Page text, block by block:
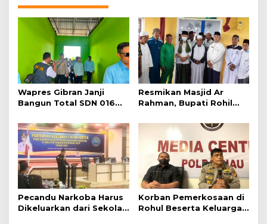
g
a
p
o
s
Wapres Gibran Janji
Bangun Total SDN 016
Resmikan Masjid Ar
Rahman, Bupati Rohil
Baru Makmurkan Masjid
Pecandu Narkoba Harus
Dikeluarkan dari Sekolah
Korban Pemerkosaan di
Rohul Beserta Keluarga